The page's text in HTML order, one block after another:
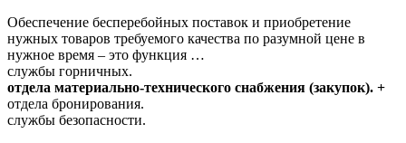
Обеспечение бесперебойных поставок и приобретение
нужных товаров требуемого качества по разумной цене в
нужное время – это функция …
службы горничных.
отдела материально-технического снабжения (закупок). +
отдела бронирования.
службы безопасности.